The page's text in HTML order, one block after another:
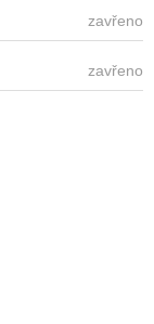
zavřeno
zavřeno